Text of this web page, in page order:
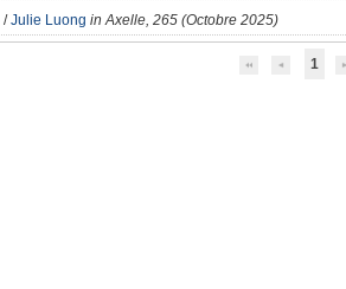
/Julie Luong in Axelle, 265 (Octobre 2025)
1